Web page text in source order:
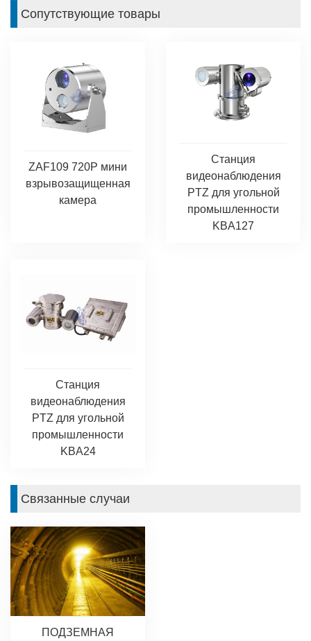
Сопутствующие товары
ZAF109 720P мини
взрывозащищенная
камера
Станция
видеонаблюдения
PTZ для угольной
промышленности
KBA127
Станция
видеонаблюдения
PTZ для угольной
промышленности
KBA24
Связанные случаи
ПОДЗЕМНАЯ